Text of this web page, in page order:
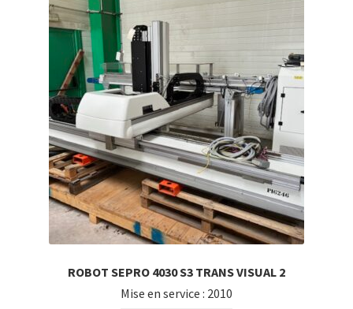
ROBOT SEPRO 4030 S3 TRANS VISUAL 2
Mise en service : 2010